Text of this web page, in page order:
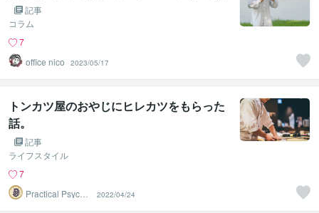
記事
コラム
7
office nico
2023/05/17
トンカツ屋のおやじにヒレカツをもらった
話。
記事
ライフスタイル
7
Practical Psycho
2022/04/24